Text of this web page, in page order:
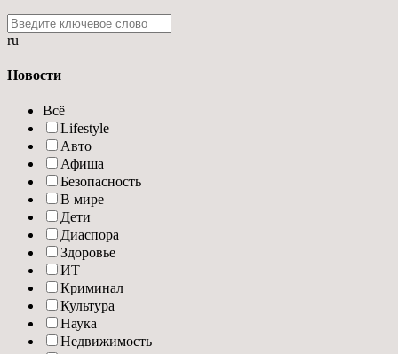
ru
Новости
Всё
Lifestyle
Авто
Афиша
Безопасность
В мире
Дети
Диаспора
Здоровье
ИТ
Криминал
Культура
Наука
Недвижимость